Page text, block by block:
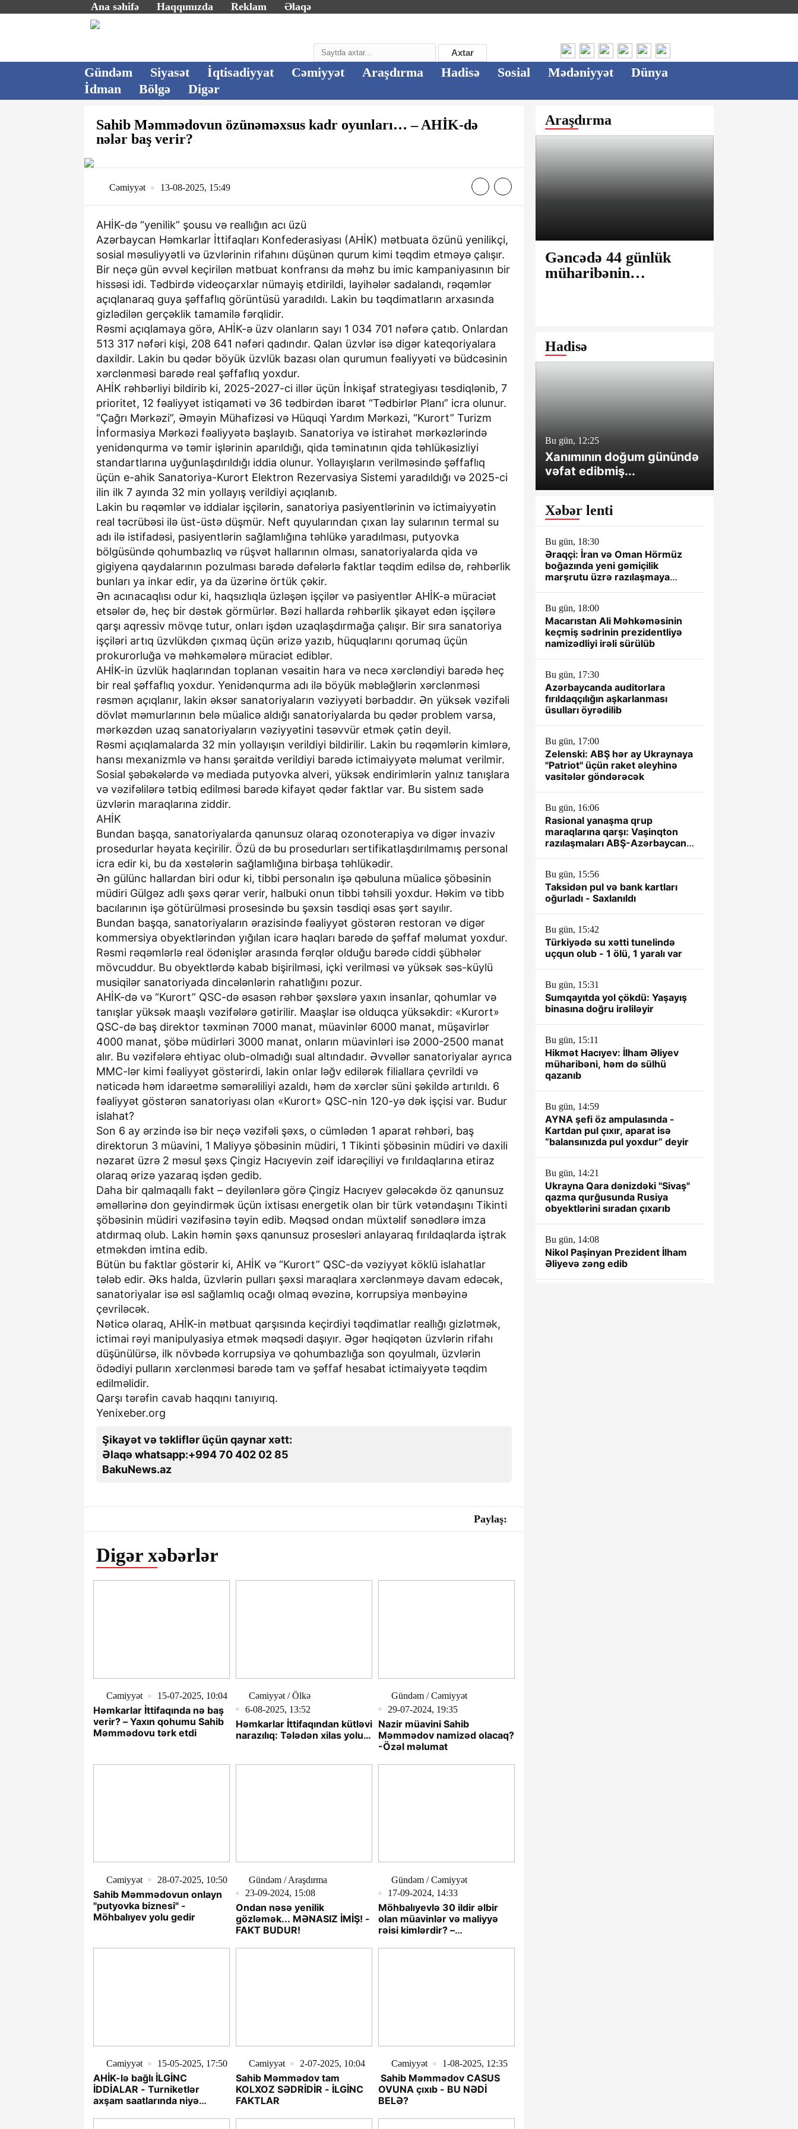
Ana səhifə Haqqımızda Reklam Əlaqə
Axtar
Gündəm Siyasət İqtisadiyyat Cəmiyyət Araşdırma Hadisə Sosial Mədəniyyət
Dünya
İdman
Bölgə Digər
Sahib Məmmədovun özünəməxsus kadr oyunları… – AHİK-də
nələr baş verir?
Cəmiyyət 13-08-2025, 15:49
AHİK-də “yenilik” şousu və reallığın acı üzü
Azərbaycan Həmkarlar İttifaqları Konfederasiyası (AHİK) mətbuata özünü yenilikçi,
sosial məsuliyyətli və üzvlərinin rifahını düşünən qurum kimi təqdim etməyə çalışır.
Bir neçə gün əvvəl keçirilən mətbuat konfransı da məhz bu imic kampaniyasının bir
hissəsi idi. Tədbirdə videoçarxlar nümayiş etdirildi, layihələr sadalandı, rəqəmlər
açıqlanaraq guya şəffaflıq görüntüsü yaradıldı. Lakin bu təqdimatların arxasında
gizlədilən gerçəklik tamamilə fərqlidir.
Rəsmi açıqlamaya görə, AHİK-ə üzv olanların sayı 1 034 701 nəfərə çatıb. Onlardan
513 317 nəfəri kişi, 208 641 nəfəri qadındır. Qalan üzvlər isə digər kateqoriyalara
daxildir. Lakin bu qədər böyük üzvlük bazası olan qurumun fəaliyyəti və büdcəsinin
xərclənməsi barədə real şəffaflıq yoxdur.
AHİK rəhbərliyi bildirib ki, 2025-2027-ci illər üçün İnkişaf strategiyası təsdiqlənib, 7
prioritet, 12 fəaliyyət istiqaməti və 36 tədbirdən ibarət “Tədbirlər Planı” icra olunur.
“Çağrı Mərkəzi”, Əməyin Mühafizəsi və Hüquqi Yardım Mərkəzi, “Kurort” Turizm
İnformasiya Mərkəzi fəaliyyətə başlayıb. Sanatoriya və istirahət mərkəzlərində
yenidənqurma və təmir işlərinin aparıldığı, qida təminatının qida təhlükəsizliyi
standartlarına uyğunlaşdırıldığı iddia olunur. Yollayışların verilməsində şəffaflıq
üçün e-ahik Sanatoriya-Kurort Elektron Rezervasiya Sistemi yaradıldığı və 2025-ci
ilin ilk 7 ayında 32 min yollayış verildiyi açıqlanıb.
Lakin bu rəqəmlər və iddialar işçilərin, sanatoriya pasiyentlərinin və ictimaiyyətin
real təcrübəsi ilə üst-üstə düşmür. Neft quyularından çıxan lay sularının termal su
adı ilə istifadəsi, pasiyentlərin sağlamlığına təhlükə yaradılması, putyovka
bölgüsündə qohumbazlıq və rüşvət hallarının olması, sanatoriyalarda qida və
gigiyena qaydalarının pozulması barədə dəfələrlə faktlar təqdim edilsə də, rəhbərlik
bunları ya inkar edir, ya da üzərinə örtük çəkir.
Ən acınacaqlısı odur ki, haqsızlıqla üzləşən işçilər və pasiyentlər AHİK-ə müraciət
etsələr də, heç bir dəstək görmürlər. Bəzi hallarda rəhbərlik şikayət edən işçilərə
qarşı aqressiv mövqe tutur, onları işdən uzaqlaşdırmağa çalışır. Bir sıra sanatoriya
işçiləri artıq üzvlükdən çıxmaq üçün ərizə yazıb, hüquqlarını qorumaq üçün
prokurorluğa və məhkəmələrə müraciət ediblər.
AHİK-in üzvlük haqlarından toplanan vəsaitin hara və necə xərcləndiyi barədə heç
bir real şəffaflıq yoxdur. Yenidənqurma adı ilə böyük məbləğlərin xərclənməsi
rəsmən açıqlanır, lakin əksər sanatoriyaların vəziyyəti bərbaddır. Ən yüksək vəzifəli
dövlət məmurlarının belə müalicə aldığı sanatoriyalarda bu qədər problem varsa,
mərkəzdən uzaq sanatoriyaların vəziyyətini təsəvvür etmək çətin deyil.
Rəsmi açıqlamalarda 32 min yollayışın verildiyi bildirilir. Lakin bu rəqəmlərin kimlərə,
hansı mexanizmlə və hansı şəraitdə verildiyi barədə ictimaiyyətə məlumat verilmir.
Sosial şəbəkələrdə və mediada putyovka alveri, yüksək endirimlərin yalnız tanışlara
və vəzifəlilərə tətbiq edilməsi barədə kifayət qədər faktlar var. Bu sistem sadə
üzvlərin maraqlarına ziddir.
AHİK
Bundan başqa, sanatoriyalarda qanunsuz olaraq ozonoterapiya və digər invaziv
prosedurlar həyata keçirilir. Özü də bu prosedurları sertifikatlaşdırılmamış personal
icra edir ki, bu da xəstələrin sağlamlığına birbaşa təhlükədir.
Ən gülünc hallardan biri odur ki, tibbi personalın işə qəbuluna müalicə şöbəsinin
müdiri Gülgəz adlı şəxs qərar verir, halbuki onun tibbi təhsili yoxdur. Həkim və tibb
bacılarının işə götürülməsi prosesində bu şəxsin təsdiqi əsas şərt sayılır.
Bundan başqa, sanatoriyaların ərazisində fəaliyyət göstərən restoran və digər
kommersiya obyektlərindən yığılan icarə haqları barədə də şəffaf məlumat yoxdur.
Rəsmi rəqəmlərlə real ödənişlər arasında fərqlər olduğu barədə ciddi şübhələr
mövcuddur. Bu obyektlərdə kabab bişirilməsi, içki verilməsi və yüksək səs-küylü
musiqilər sanatoriyada dincələnlərin rahatlığını pozur.
AHİK-də və “Kurort” QSC-də əsasən rəhbər şəxslərə yaxın insanlar, qohumlar və
tanışlar yüksək maaşlı vəzifələrə gətirilir. Maaşlar isə olduqca yüksəkdir: «Kurort»
QSC-də baş direktor təxminən 7000 manat, müavinlər 6000 manat, müşavirlər
4000 manat, şöbə müdirləri 3000 manat, onların müavinləri isə 2000-2500 manat
alır. Bu vəzifələrə ehtiyac olub-olmadığı sual altındadır. Əvvəllər sanatoriyalar ayrıca
MMC-lər kimi fəaliyyət göstərirdi, lakin onlar ləğv edilərək filiallara çevrildi və
nəticədə həm idarəetmə səmərəliliyi azaldı, həm də xərclər süni şəkildə artırıldı. 6
fəaliyyət göstərən sanatoriyası olan «Kurort» QSC-nin 120-yə dək işçisi var. Budur
islahat?
Son 6 ay ərzində isə bir neçə vəzifəli şəxs, o cümlədən 1 aparat rəhbəri, baş
direktorun 3 müavini, 1 Maliyyə şöbəsinin müdiri, 1 Tikinti şöbəsinin müdiri və daxili
nəzarət üzrə 2 məsul şəxs Çingiz Hacıyevin zəif idarəçiliyi və fırıldaqlarına etiraz
olaraq ərizə yazaraq işdən gedib.
Daha bir qalmaqallı fakt – deyilənlərə görə Çingiz Hacıyev gələcəkdə öz qanunsuz
əməllərinə don geyindirmək üçün ixtisası energetik olan bir türk vətəndaşını Tikinti
şöbəsinin müdiri vəzifəsinə təyin edib. Məqsəd ondan müxtəlif sənədlərə imza
atdırmaq olub. Lakin həmin şəxs qanunsuz prosesləri anlayaraq fırıldaqlarda iştrak
etməkdən imtina edib.
Bütün bu faktlar göstərir ki, AHİK və “Kurort” QSC-də vəziyyət köklü islahatlar
tələb edir. Əks halda, üzvlərin pulları şəxsi maraqlara xərclənməyə davam edəcək,
sanatoriyalar isə əsl sağlamlıq ocağı olmaq əvəzinə, korrupsiya mənbəyinə
çevriləcək.
Nəticə olaraq, AHİK-in mətbuat qarşısında keçirdiyi təqdimatlar reallığı gizlətmək,
ictimai rəyi manipulyasiya etmək məqsədi daşıyır. Əgər həqiqətən üzvlərin rifahı
düşünülürsə, ilk növbədə korrupsiya və qohumbazlığa son qoyulmalı, üzvlərin
ödədiyi pulların xərclənməsi barədə tam və şəffaf hesabat ictimaiyyətə təqdim
edilməlidir.
Qarşı tərəfin cavab haqqını tanıyırıq.
Yenixeber.org
Şikayət və təkliflər üçün qaynar xətt:
Əlaqə whatsapp:+994 70 402 02 85
BakuNews.az
Paylaş:
Digər xəbərlər
Cəmiyyət 15-07-2025, 10:04
Həmkarlar İttifaqında nə baş
verir? – Yaxın qohumu Sahib
Məmmədovu tərk etdi
Cəmiyyət / Ölkə
6-08-2025, 13:52
Həmkarlar İttifaqından kütləvi
narazılıq: Tələdən xilas yolu…
Gündəm / Cəmiyyət
29-07-2024, 19:35
Nazir müavini Sahib
Məmmədov namizəd olacaq?
-Özəl məlumat
Cəmiyyət 28-07-2025, 10:50
Sahib Məmmədovun onlayn
"putyovka biznesi" -
Möhbalıyev yolu gedir
Gündəm / Araşdırma
23-09-2024, 15:08
Ondan nəsə yenilik
gözləmək... MƏNASIZ İMİŞ! -
FAKT BUDUR!
Gündəm / Cəmiyyət
17-09-2024, 14:33
Möhbalıyevlə 30 ildir əlbir
olan müavinlər və maliyyə
rəisi kimlərdir? –
Cəmiyyət 15-05-2025, 17:50
AHİK-lə bağlı İLGİNC
İDDİALAR - Turniketlər
axşam saatlarında niyə
Cəmiyyət 2-07-2025, 10:04
Sahib Məmmədov tam
KOLXOZ SƏDRİDİR - İLGİNC
FAKTLAR
Cəmiyyət 1-08-2025, 12:35
Sahib Məmmədov CASUS
OVUNA çıxıb - BU NƏDİ
BELƏ?
Araşdırma
Gəncədə 44 günlük
müharibənin
Arxitektura Komitəsi -
SAKİNLƏRDƏN
Hadisə
Bu gün, 12:25
Xanımının doğum günündə
vəfat edibmiş...
Xəbər lenti
Bu gün, 18:30
Əraqçi: İran və Oman Hörmüz
boğazında yeni gəmiçilik
marşrutu üzrə razılaşmaya
Bu gün, 18:00
Macarıstan Ali Məhkəməsinin
keçmiş sədrinin prezidentliyə
namizədliyi irəli sürülüb
Bu gün, 17:30
Azərbaycanda auditorlara
fırıldaqçılığın aşkarlanması
üsulları öyrədilib
Bu gün, 17:00
Zelenski: ABŞ hər ay Ukraynaya
"Patriot" üçün raket əleyhinə
vasitələr göndərəcək
Bu gün, 16:06
Rasional yanaşma qrup
maraqlarına qarşı: Vaşinqton
razılaşmaları ABŞ-Azərbaycan
Bu gün, 15:56
Taksidən pul və bank kartları
oğurladı - Saxlanıldı
Bu gün, 15:42
Türkiyədə su xətti tunelində
uçqun olub - 1 ölü, 1 yaralı var
Bu gün, 15:31
Sumqayıtda yol çökdü: Yaşayış
binasına doğru irəliləyir
Bu gün, 15:11
Hikmət Hacıyev: İlham Əliyev
müharibəni, həm də sülhü
qazanıb
Bu gün, 14:59
AYNA şefi öz ampulasında -
Kartdan pul çıxır, aparat isə
“balansınızda pul yoxdur” deyir
Bu gün, 14:21
Ukrayna Qara dənizdəki "Sivaş"
qazma qurğusunda Rusiya
obyektlərini sıradan çıxarıb
Bu gün, 14:08
Nikol Paşinyan Prezident İlham
Əliyevə zəng edib